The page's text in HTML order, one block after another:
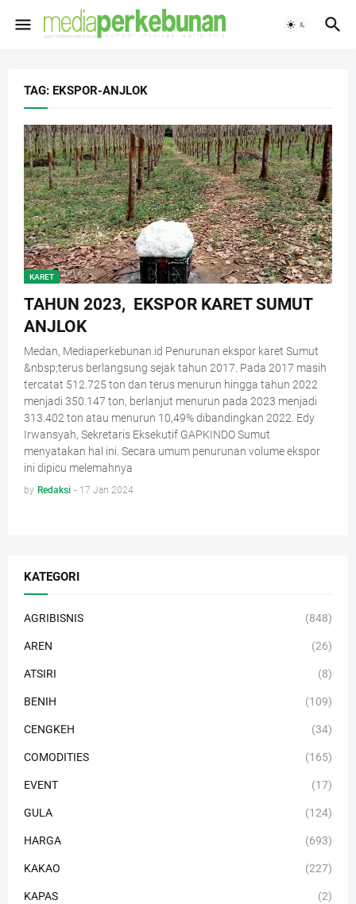
TAG: EKSPOR-ANJLOK
KARET
TAHUN 2023, EKSPOR KARET SUMUT
ANJLOK
Medan, Mediaperkebunan.id Penurunan ekspor karet Sumut
&nbsp;terus berlangsung sejak tahun 2017. Pada 2017 masih
tercatat 512.725 ton dan terus menurun hingga tahun 2022
menjadi 350.147 ton, berlanjut menurun pada 2023 menjadi
313.402 ton atau menurun 10,49% dibandingkan 2022. Edy
Irwansyah, Sekretaris Eksekutif GAPKINDO Sumut
menyatakan hal ini. Secara umum penurunan volume ekspor
ini dipicu melemahnya
by Redaksi - 17 Jan 2024
KATEGORI
AGRIBISNIS (848)
AREN (26)
ATSIRI (8)
BENIH (109)
CENGKEH (34)
COMODITIES (165)
EVENT (17)
GULA (124)
HARGA (693)
KAKAO (227)
KAPAS (2)